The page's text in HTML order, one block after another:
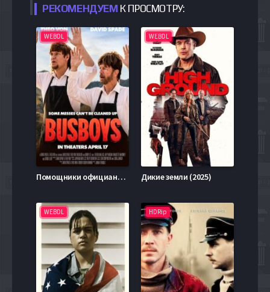
РЕКОМЕНДУЕМ К ПРОСМОТРУ:
WEBDL
Помощники официантов (2026)
WEBDL
Дикие земли (2025)
WEBDL HDRip